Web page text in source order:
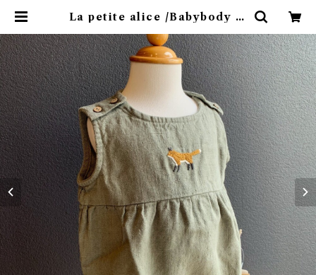
La petite alice /Babybody /S
| 4claps